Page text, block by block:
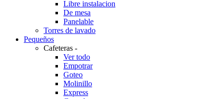
Libre instalacion
De mesa
Panelable
Torres de lavado
Pequeños
Cafeteras -
Ver todo
Empotrar
Goteo
Molinillo
Express